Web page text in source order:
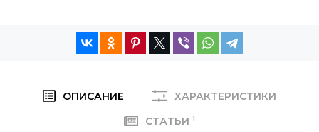
ОПИСАНИЕ
ХАРАКТЕРИСТИКИ
СТАТЬИ 1